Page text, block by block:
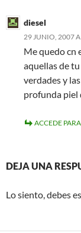
diesel
29 JUNIO, 2007
Me quedo cn
aquellas de
verdades y
profunda piel
ACCEDE
DEJA UNA
Lo siento, debes